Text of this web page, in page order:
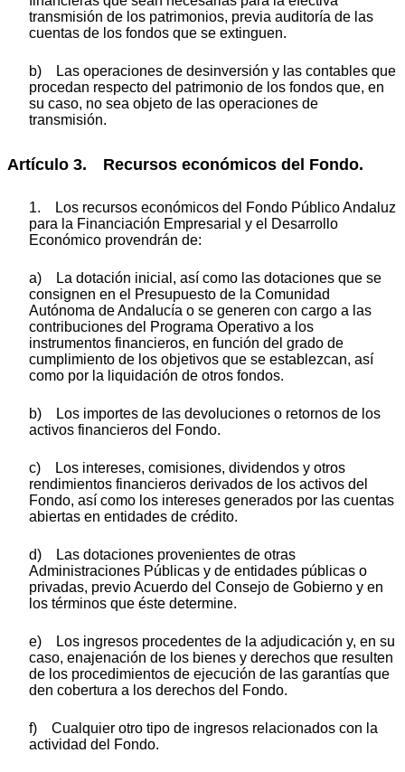
transmisión de los patrimonios, previa auditoría de las
cuentas de los fondos que se extinguen.
b) Las operaciones de desinversión y las contables que
procedan respecto del patrimonio de los fondos que, en
su caso, no sea objeto de las operaciones de
transmisión.
Artículo 3. Recursos económicos del Fondo.
1. Los recursos económicos del Fondo Público Andaluz
para la Financiación Empresarial y el Desarrollo
Económico provendrán de:
a) La dotación inicial, así como las dotaciones que se
consignen en el Presupuesto de la Comunidad
Autónoma de Andalucía o se generen con cargo a las
contribuciones del Programa Operativo a los
instrumentos financieros, en función del grado de
cumplimiento de los objetivos que se establezcan, así
como por la liquidación de otros fondos.
b) Los importes de las devoluciones o retornos de los
activos financieros del Fondo.
c) Los intereses, comisiones, dividendos y otros
rendimientos financieros derivados de los activos del
Fondo, así como los intereses generados por las cuentas
abiertas en entidades de crédito.
d) Las dotaciones provenientes de otras
Administraciones Públicas y de entidades públicas o
privadas, previo Acuerdo del Consejo de Gobierno y en
los términos que éste determine.
e) Los ingresos procedentes de la adjudicación y, en su
caso, enajenación de los bienes y derechos que resulten
de los procedimientos de ejecución de las garantías que
den cobertura a los derechos del Fondo.
f) Cualquier otro tipo de ingresos relacionados con la
actividad del Fondo.